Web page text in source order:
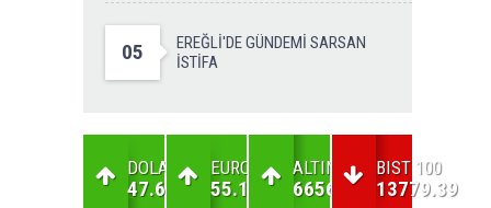
05
EREĞLİ'DE GÜNDEMİ SARSAN
İSTİFA
DOLAR
47.6
EURO
55.13
ALTIN
6656.31
BIST 100
13779.39